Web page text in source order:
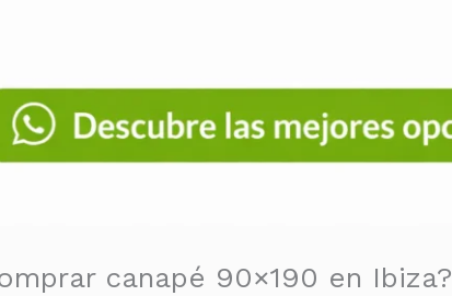
canapé 90×190 en Ibiza?